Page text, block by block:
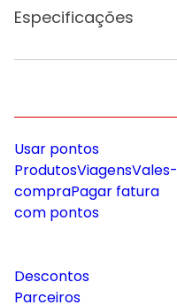
Especificações
Usar pontos
ProdutosViagensVales-
compraPagar fatura
com pontos
Descontos
Parceiros